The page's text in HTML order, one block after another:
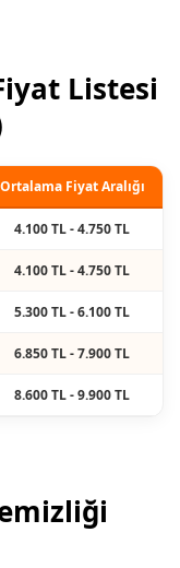
Listesi
Ortalama Fiyat Aralığı
4.100 TL - 4.750 TL
4.100 TL - 4.750 TL
5.300 TL - 6.100 TL
6.850 TL - 7.900 TL
8.600 TL - 9.900 TL